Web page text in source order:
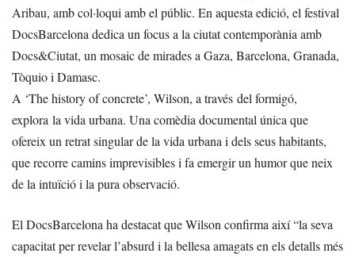
Aribau, amb col·loqui amb el públic. En aquesta edició, el festival
DocsBarcelona dedica un focus a la ciutat contemporània amb
Docs&Ciutat, un mosaic de mirades a Gaza, Barcelona, Granada,
Tòquio i Damasc.
A ‘The history of concrete’, Wilson, a través del formigó,
explora la vida urbana. Una comèdia documental única que
ofereix un retrat singular de la vida urbana i dels seus habitants,
que recorre camins imprevisibles i fa emergir un humor que neix
de la intuïció i la pura observació.
El DocsBarcelona ha destacat que Wilson confirma així “la seva
capacitat per revelar l’absurd i la bellesa amagats en els detalls més